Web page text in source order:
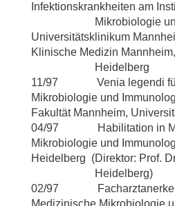
Infektionskrankheiten am
Mikrobiologie und
Universitätsklinikum
Klinische Medizin
Heidelberg
11/97 Venia legendi für
Mikrobiologie und
Fakultät Mannheim,
04/97 Habilitation in
Mikrobiologie und
Heidelberg (Direktor: Prof.
Heidelberg)
02/97
Medizinische Mikrobiologie